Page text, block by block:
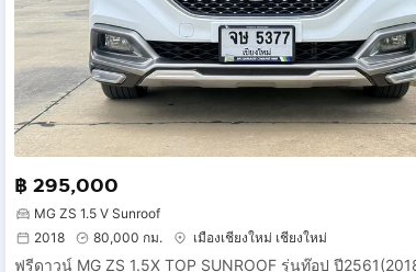
กโรงบาลแมคคอมิก ในตัวเมืองจังหวัดเชียงใหม่
฿ 295,000
MG ZS 1.5 V Sunroof
2018
80,000 กม. เมืองเชียงใหม่ เชียงใหม่